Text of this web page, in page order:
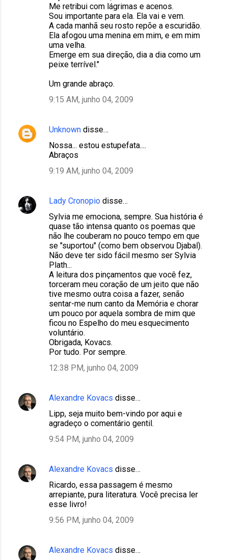
Me retribui com lágrimas e acenos.
Sou importante para ela. Ela vai e vem.
A cada manhã seu rosto repõe a escuridão.
Ela afogou uma menina em mim, e em mim
uma velha.
Emerge em sua direção, dia a dia como um
peixe terrível."
Um grande abraço.
9:15 AM, junho 04, 2009
Unknown disse…
Nossa... estou estupefata....
Abraços
9:19 AM, junho 04, 2009
Lady Cronopio disse…
Sylvia me emociona, sempre. Sua história é
quase tão intensa quanto os poemas que
não lhe couberam no pouco tempo em que
se "suportou" (como bem observou Djabal).
Não deve ter sido fácil mesmo ser Sylvia
Plath...
A leitura dos pinçamentos que você fez,
torceram meu coração de um jeito que não
tive mesmo outra coisa a fazer, senão
sentar-me num canto da Memória e chorar
um pouco por aquela sombra de mim que
ficou no Espelho do meu esquecimento
voluntário.
Obrigada, Kovacs.
Por tudo. Por sempre.
12:38 PM, junho 04, 2009
Alexandre Kovacs disse…
Lipp, seja muito bem-vindo por aqui e
agradeço o comentário gentil.
9:54 PM, junho 04, 2009
Alexandre Kovacs disse…
Ricardo, essa passagem é mesmo
arrepiante, pura literatura. Você precisa ler
esse livro!
9:56 PM, junho 04, 2009
Alexandre Kovacs disse…